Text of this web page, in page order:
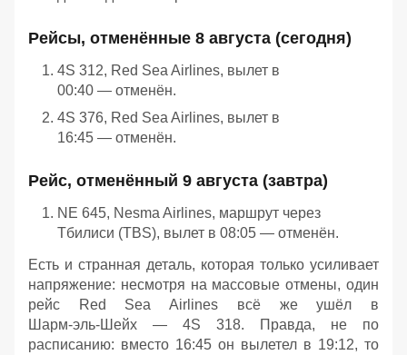
Рейсы, отменённые 8 августа (сегодня)
4S 312, Red Sea Airlines, вылет в
00:40 — отменён.
4S 376, Red Sea Airlines, вылет в
16:45 — отменён.
Рейс, отменённый 9 августа (завтра)
NE 645, Nesma Airlines, маршрут через
Тбилиси (TBS), вылет в 08:05 — отменён.
Есть и странная деталь, которая только усиливает
напряжение: несмотря на массовые отмены, один
рейс Red Sea Airlines всё же ушёл в
Шарм‑эль‑Шейх — 4S 318. Правда, не по
расписанию: вместо 16:45 он вылетел в 19:12, то